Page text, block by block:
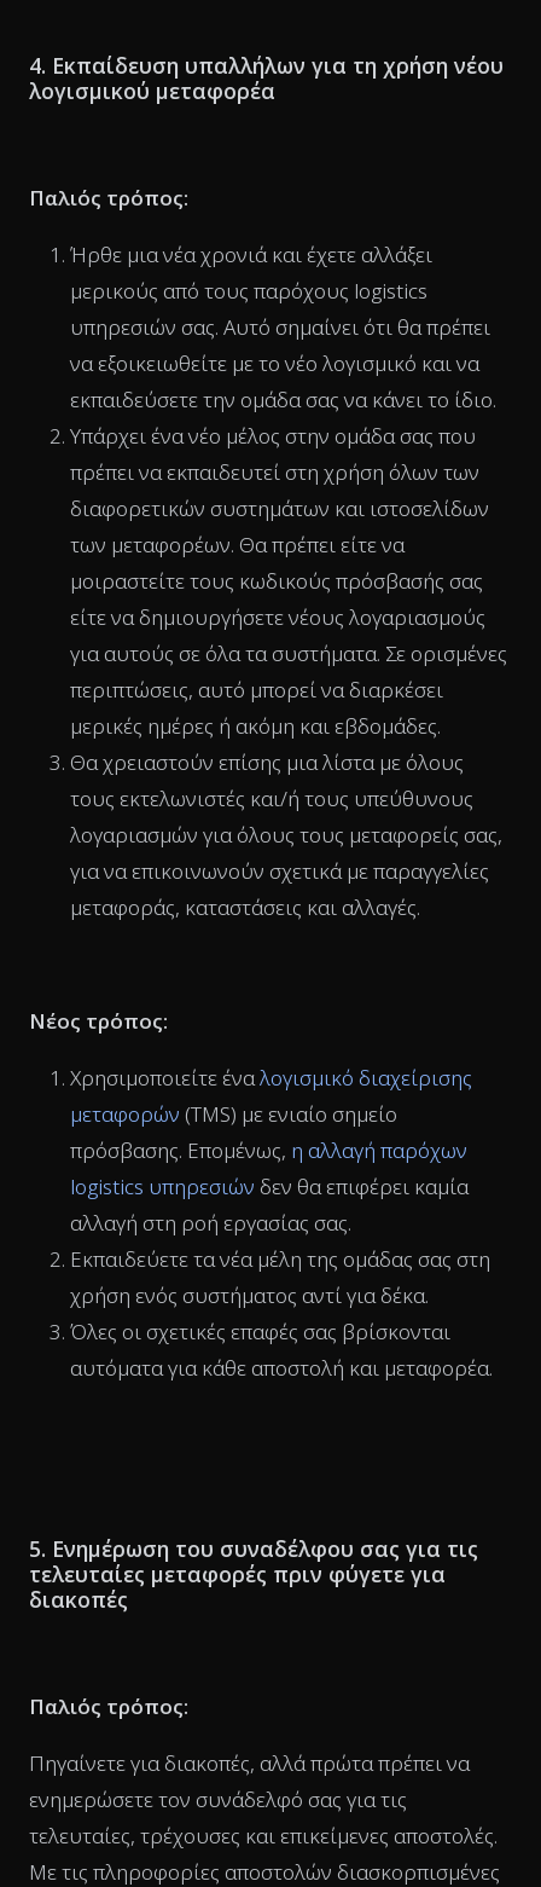
4. Εκπαίδευση υπαλλήλων για τη χρήση νέου
λογισμικού μεταφορέα
Παλιός τρόπος:
Ήρθε μια νέα χρονιά και έχετε αλλάξει
μερικούς από τους παρόχους logistics
υπηρεσιών σας. Αυτό σημαίνει ότι θα πρέπει
να εξοικειωθείτε με το νέο λογισμικό και να
εκπαιδεύσετε την ομάδα σας να κάνει το ίδιο.
Υπάρχει ένα νέο μέλος στην ομάδα σας που
πρέπει να εκπαιδευτεί στη χρήση όλων των
διαφορετικών συστημάτων και ιστοσελίδων
των μεταφορέων. Θα πρέπει είτε να
μοιραστείτε τους κωδικούς πρόσβασής σας
είτε να δημιουργήσετε νέους λογαριασμούς
για αυτούς σε όλα τα συστήματα. Σε ορισμένες
περιπτώσεις, αυτό μπορεί να διαρκέσει
μερικές ημέρες ή ακόμη και εβδομάδες.
Θα χρειαστούν επίσης μια λίστα με όλους
τους εκτελωνιστές και/ή τους υπεύθυνους
λογαριασμών για όλους τους μεταφορείς σας,
για να επικοινωνούν σχετικά με παραγγελίες
μεταφοράς, καταστάσεις και αλλαγές.
Νέος τρόπος:
Χρησιμοποιείτε έναλογισμικό διαχείρισης
μεταφορών (TMS) με ενιαίο σημείο
πρόσβασης. Επομένως, η αλλαγή παρόχων
logistics υπηρεσιών δεν θα επιφέρει καμία
αλλαγή στη ροή εργασίας σας.
Εκπαιδεύετε τα νέα μέλη της ομάδας σας στη
χρήση ενός συστήματος αντί για δέκα.
Όλες οι σχετικές επαφές σας βρίσκονται
αυτόματα για κάθε αποστολή και μεταφορέα.
5. Ενημέρωση του συναδέλφου σας για τις
τελευταίες μεταφορές πριν φύγετε για
διακοπές
Παλιός τρόπος:
Πηγαίνετε για διακοπές, αλλά πρώτα πρέπει να
ενημερώσετε τον συνάδελφό σας για τις
τελευταίες, τρέχουσες και επικείμενες αποστολές.
Με τις πληροφορίες αποστολών διασκορπισμένες